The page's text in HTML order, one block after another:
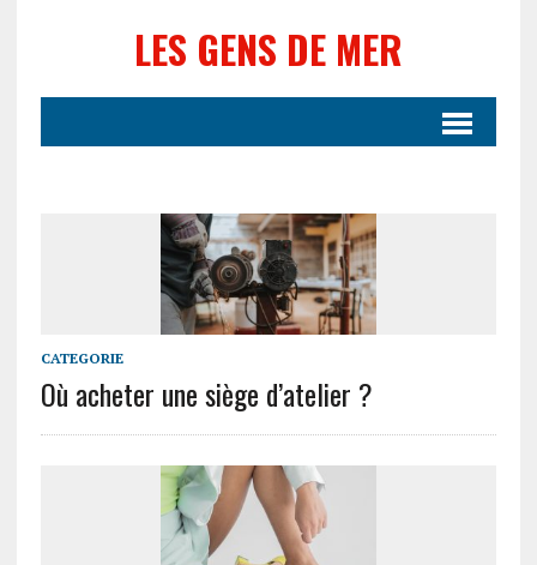
LES GENS DE MER
CATEGORIE
Où acheter une siège d’atelier ?